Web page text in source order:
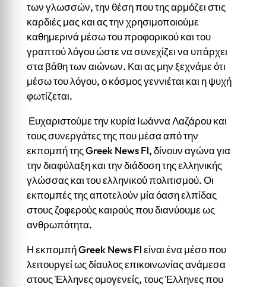
των γλωσσών, την θέση που της αρμόζει στις
καρδιές μας και ας την χρησιμοποιούμε
καθημερινά μέσω του προφορικού και του
γραπτού λόγου ώστε να συνεχίζει να υπάρχει
στα βάθη των αιώνων. Και ας μην ξεχνάμε ότι
μέσω του λόγου, ο κόσμος γεννιέται και η ψυχή
φωτίζεται.
Ευχαριστούμε την κυρία Ιωάννα Λαζάρου και
τους συνεργάτες της που μέσα από την
εκπομπή της Greek News Fl, δίνουν αγώνα για
την διαφύλαξη και την διάδοση της ελληνικής
γλώσσας και του ελληνικού πολιτισμού. Οι
εκπομπές της αποτελούν μία όαση ελπίδας
στους ζοφερούς καιρούς που διανύουμε ως
ανθρωπότητα.
Η εκπομπή Greek News Fl είναι ένα μέσο που
λειτουργεί ως δίαυλος επικοινωνίας ανάμεσα
στους Έλληνες ομογενείς, τους Έλληνες που